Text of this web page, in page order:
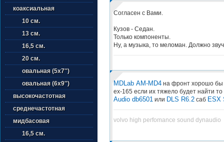
коаксиальная
10 см.
13 см.
16,5 см.
20 см.
овальная (5х7'')
овальная (6х9'')
высокочастотная
среднечастотная
мидбасовая
16,5 см.
Согласен с Вами.
Кузов - Седан.
Только компоненты.
Ну, а музыка, то меломан. Должно
MDLab AM-MD4на фронт хорошо бы
ex-165 если их тяжело будет найти то
Audio db6501или DLS R6.2саб ESX
volvo high perfomance sound dynaudio